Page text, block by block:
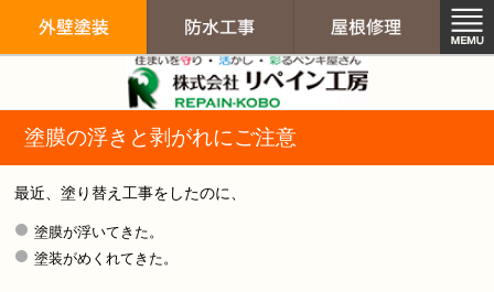
塗膜の浮きと剥がれにご注意
最近、塗り替え工事をしたのに、
塗膜が浮いてきた。
塗装がめくれてきた。